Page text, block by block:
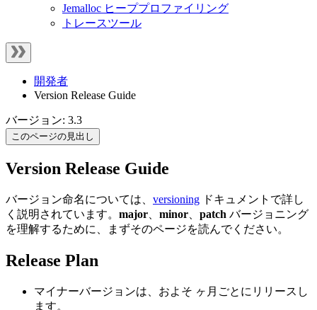
Jemalloc ヒーププロファイリング
トレースツール
開発者
Version Release Guide
バージョン: 3.3
このページの見出し
Version Release Guide
バージョン命名については、 versioning ドキュメントで詳し
く説明されています。 major minor patch バージョニング
を理解するために、まずそのページを読んでください。
Release Plan
マイナーバージョンは、およそ ヶ月ごとにリリースし
ます。